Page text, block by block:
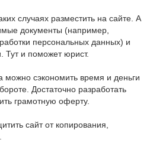
случаях разместить на сайте. А
документы (например,
персональных данных) и
Тут и поможет юрист.
можно сэкономить время и деньги
Достаточно разработать
грамотную оферту.
сайт от копирования,